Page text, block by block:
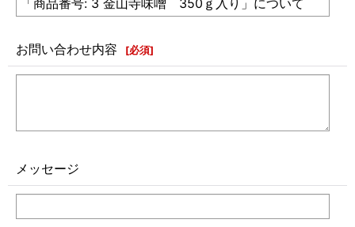
お問い合わせ内容 [必須]
メッセージ